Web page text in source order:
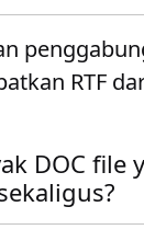
RTF
DOC file